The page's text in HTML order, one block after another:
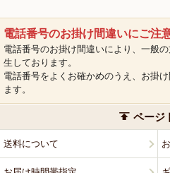
電話番号のお掛け間違いにご注
電話番号のお掛け間違いにより、一般
生しております。
電話番号をよくお確かめのうえ、お掛
ます。
ページ
送料について